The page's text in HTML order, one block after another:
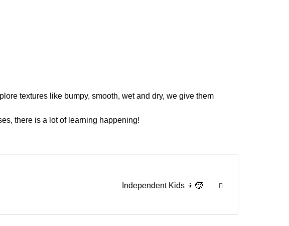
textures like bumpy, smooth, wet and dry, we give them
there is a lot of learning happening!
Independent Kids 👦🧒